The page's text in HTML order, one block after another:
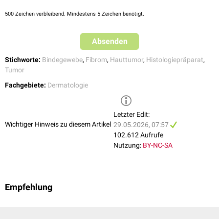
Histologisches Präparat eines Dermatofibroms, HE-Färbung
500 Zeichen verbleibend. Mindestens 5 Zeichen benötigt.
Absenden
Stichworte: Bindegewebe, Fibrom, Hauttumor, Histologiepräparat,
Tumor
Fachgebiete: Dermatologie
Wichtiger Hinweis zu diesem Artikel
Letzter Edit:
29.05.2026, 07:57
102.612 Aufrufe
Nutzung: BY-NC-SA
Empfehlung